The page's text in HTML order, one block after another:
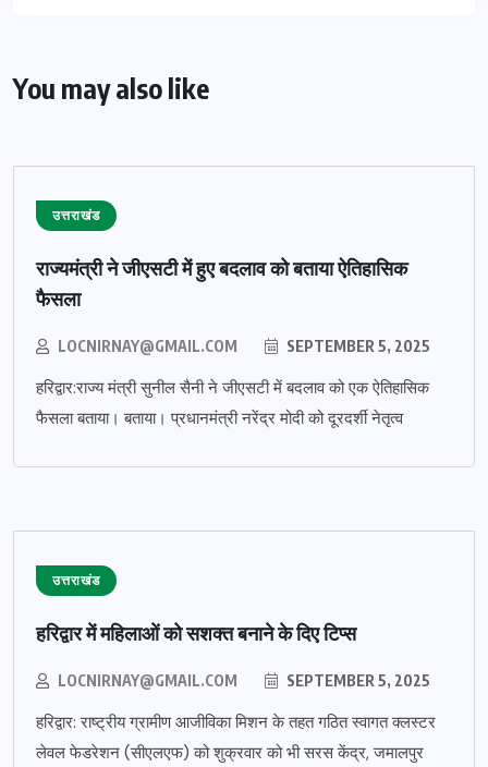
You may also like
उत्तराखंड
राज्यमंत्री ने जीएसटी में हुए बदलाव को बताया ऐतिहासिक
फैसला
LOCNIRNAY@GMAIL.COM SEPTEMBER 5, 2025
हरिद्वार:राज्य मंत्री सुनील सैनी ने जीएसटी में बदलाव को एक ऐतिहासिक
फैसला बताया। बताया। प्रधानमंत्री नरेंद्र मोदी को दूरदर्शी नेतृत्व
उत्तराखंड
हरिद्वार में महिलाओं को सशक्त बनाने के दिए टिप्स
LOCNIRNAY@GMAIL.COM SEPTEMBER 5, 2025
हरिद्वार: राष्ट्रीय ग्रामीण आजीविका मिशन के तहत गठित स्वागत क्लस्टर
लेवल फेडरेशन (सीएलएफ) को शुक्रवार को भी सरस केंद्र, जमालपुर